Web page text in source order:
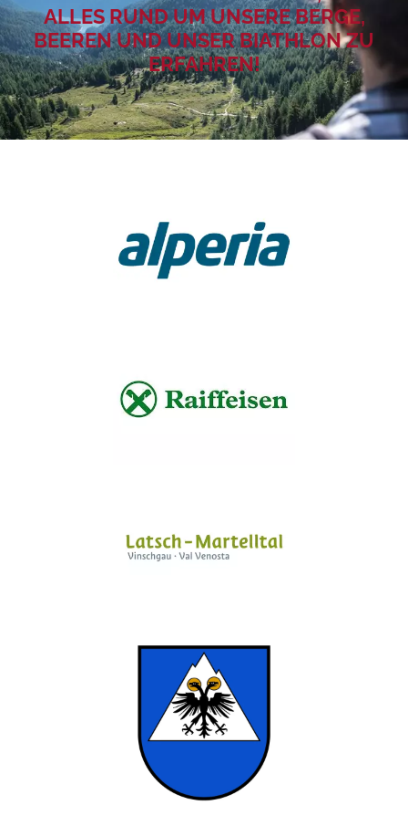
ALLES RUND UM UNSERE BERGE,
BEEREN UND UNSER BIATHLON ZU
ERFAHREN!